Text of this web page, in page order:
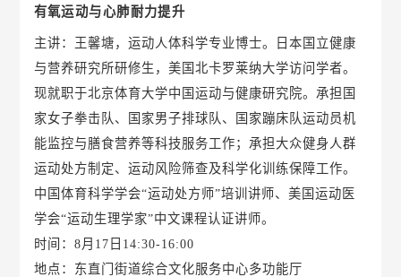
有氧运动与心肺耐力提升
主讲：王馨塘，运动人体科学专业博士。日本国立健康
与营养研究所研修生，美国北卡罗莱纳大学访问学者。
现就职于北京体育大学中国运动与健康研究院。承担国
家女子拳击队、国家男子排球队、国家蹦床队运动员机
能监控与膳食营养等科技服务工作；承担大众健身人群
运动处方制定、运动风险筛查及科学化训练保障工作。
中国体育科学学会“运动处方师”培训讲师、美国运动医
学会“运动生理学家”中文课程认证讲师。
时间：8月17日14:30-16:00
地点：东直门街道综合文化服务中心多功能厅